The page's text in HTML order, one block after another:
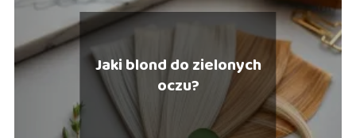
Jaki blond do zielonych
oczu?